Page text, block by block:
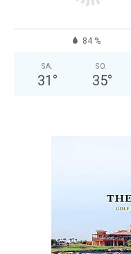
84 %
SA.
31 °
SO.
35°